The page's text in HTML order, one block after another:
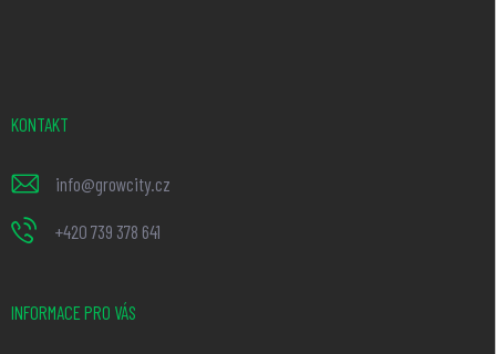
KONTAKT
info@growcity.cz
+420 739 378 641
INFORMACE PRO VÁS